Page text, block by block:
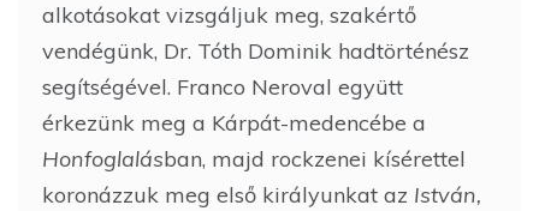
alkotásokat vizsgáljuk meg, szakértő
vendégünk, Dr. Tóth Dominik hadtörténész
segítségével. Franco Neroval együtt
érkezünk meg a Kárpát-medencébe a
Honfoglalásban, majd rockzenei kísérettel
koronázzuk meg első királyunkat az István,